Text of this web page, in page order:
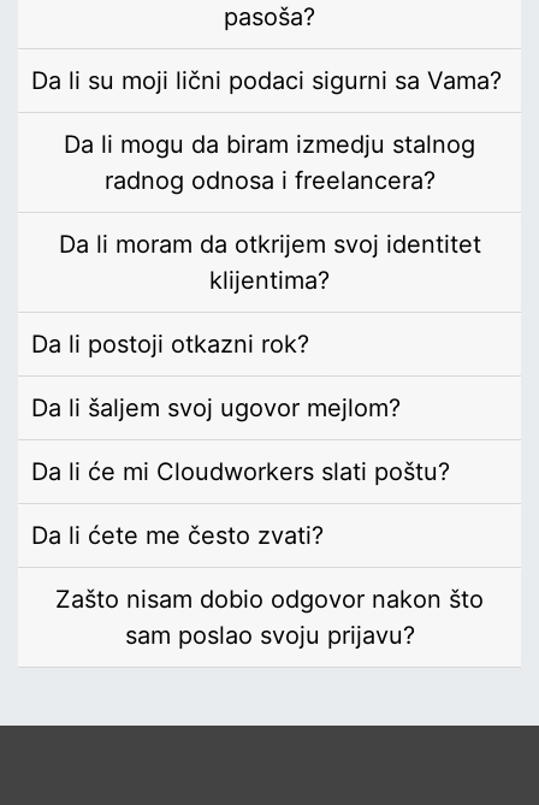
pasoša?
Da li su moji lični podaci sigurni sa Vama?
Da li mogu da biram izmedju stalnog
radnog odnosa i freelancera?
Da li moram da otkrijem svoj identitet
klijentima?
Da li postoji otkazni rok?
Da li šaljem svoj ugovor mejlom?
Da li će mi Cloudworkers slati poštu?
Da li ćete me često zvati?
Zašto nisam dobio odgovor nakon što
sam poslao svoju prijavu?